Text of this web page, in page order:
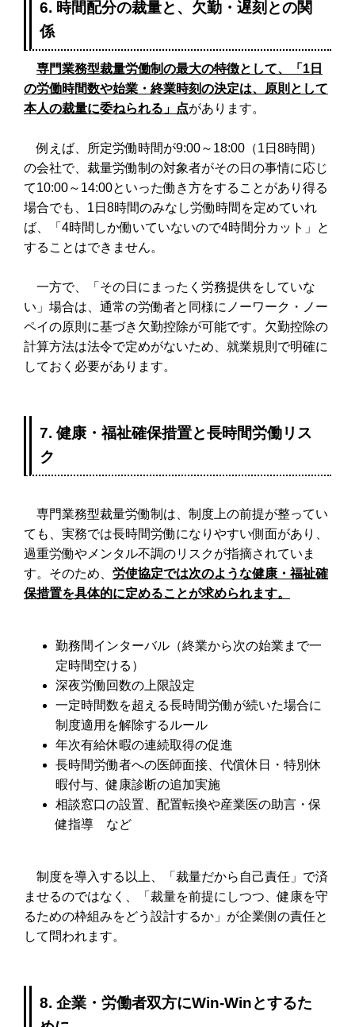
6. 時間配分の裁量と、欠勤・遅刻との関
係
専門業務型裁量労働制の最大の特徴として、「1日
の労働時間数や始業・終業時刻の決定は、原則として
本人の裁量に委ねられる」 点があります。
例えば、所定労働時間が9:00～18:00（1日8時間）
の会社で、裁量労働制の対象者がその日の事情に応じ
て10:00～14:00といった働き方をすることがあり得る
場合でも、1日8時間のみなし労働時間を定めていれ
ば、「4時間しか働いていないので4時間分カット」と
することはできません。
一方で、「その日にまったく労務提供をしていな
い」場合は、通常の労働者と同様にノーワーク・ノー
ペイの原則に基づき欠勤控除が可能です。欠勤控除の
計算方法は法令で定めがないため、就業規則で明確に
しておく必要があります。
7. 健康・福祉確保措置と長時間労働リス
ク
専門業務型裁量労働制は、制度上の前提が整ってい
ても、実務では長時間労働になりやすい側面があり、
過重労働やメンタル不調のリスクが指摘されていま
す。そのため、 労使協定では次のような健康・福祉確
保措置を具体的に定めることが求められます。
勤務間インターバル（終業から次の始業まで一
定時間空ける）
深夜労働回数の上限設定
一定時間数を超える長時間労働が続いた場合に
制度適用を解除するルール
年次有給休暇の連続取得の促進
長時間労働者への医師面接、代償休日・特別休
暇付与、健康診断の追加実施
相談窓口の設置、配置転換や産業医の助言・保
健指導 など
制度を導入する以上、「裁量だから自己責任」で済
ませるのではなく、「裁量を前提にしつつ、健康を守
るための枠組みをどう設計するか」が企業側の責任と
して問われます。
8. 企業・労働者双方にWin-Winとするた